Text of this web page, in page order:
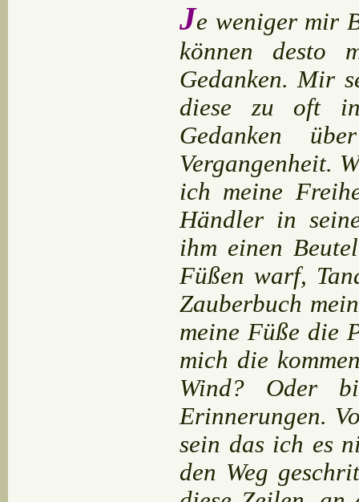
Je weniger mir
können desto
Gedanken. Mir
diese zu oft in
Gedanken
Vergangenheit.
ich meine
Händler in
ihm einen
Füßen warf,
Zauberbuch
meine Füße die
mich die
Wind? Oder
Erinnerungen.
sein das ich es
den Weg